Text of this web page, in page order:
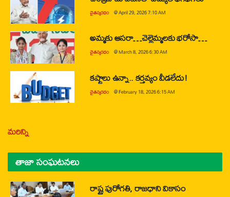
చైతన్యరధం @April 29, 2026 7:10 AM
అమ్మకు ఆసరా…చెల్లెమ్మలకు భరోసా…
చైతన్యరధం @March 8, 2026 6:30 AM
కష్టాలు ఉన్నా.. కర్తవ్యం వీడలేదు!
చైతన్యరధం @February 18, 2026 6:15 AM
మరిన్ని
తాజా సంఘటనలు
రాష్ట్ర పురోగతి, రాజధాని వికాసం